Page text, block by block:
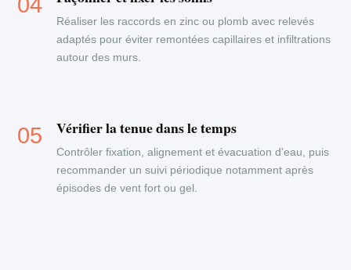
Réaliser les raccords en zinc ou plomb avec relevés
adaptés pour éviter remontées capillaires et infiltrations
autour des murs.
Vérifier la tenue dans le temps
Contrôler fixation, alignement et évacuation d'eau, puis
recommander un suivi périodique notamment après
épisodes de vent fort ou gel.